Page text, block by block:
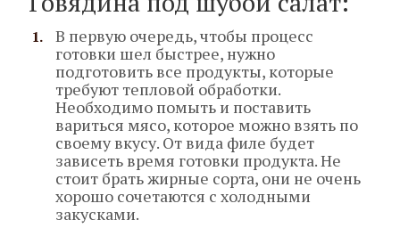
В первую очередь, чтобы процесс
готовки шел быстрее, нужно
подготовить все продукты, которые
требуют тепловой обработки.
Необходимо помыть и поставить
вариться мясо, которое можно взять по
своему вкусу. От вида филе будет
зависеть время готовки продукта. Не
стоит брать жирные сорта, они не очень
хорошо сочетаются с холодными
закусками.